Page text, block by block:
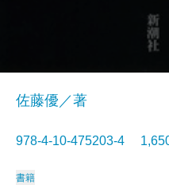
佐藤優／著
978-4-10-475203-4
書籍